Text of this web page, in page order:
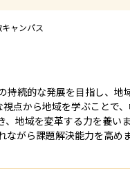
ャンパス
持続的な発展を目指し、
点から地域を学ぶことで
、地域を変革する力を養
ながら課題解決能力を高